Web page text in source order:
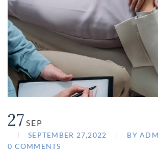
27 SEP
SEPTEMBER 27,2022 BY
0 COMMENTS